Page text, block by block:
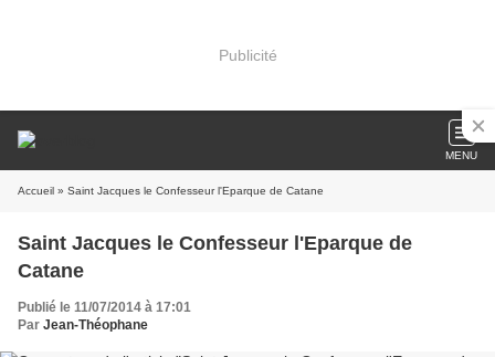
Publicité
MENU
Accueil » Saint Jacques le Confesseur l'Eparque de Catane
Saint Jacques le Confesseur l'Eparque de
Catane
Publié le 11/07/2014 à 17:01
Par Jean-Théophane